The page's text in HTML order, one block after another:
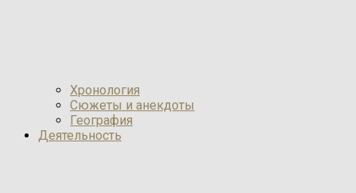
Хронология
Сюжеты и анекдоты
География
Деятельность